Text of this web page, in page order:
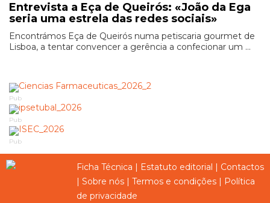
Entrevista a Eça de Queirós: «João da Ega
seria uma estrela das redes sociais»
Encontrámos Eça de Queirós numa petiscaria gourmet de
Lisboa, a tentar convencer a gerência a confecionar um ...
Pub
Pub
Pub
Ficha Técnica | Estatuto editorial | Contactos
| Sobre nós | Termos e condições | Política
de privacidade